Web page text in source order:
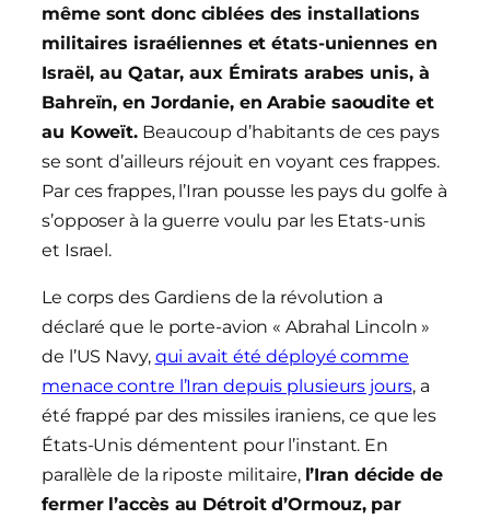
même sont donc ciblées des installations
militaires israéliennes et états-uniennes en
Israël, au Qatar, aux Émirats arabes unis, à
Bahreïn, en Jordanie, en Arabie saoudite et
au Koweït. Beaucoup d’habitants de ces pays
se sont d’ailleurs réjouit en voyant ces frappes.
Par ces frappes, l’Iran pousse les pays du golfe à
s’opposer à la guerre voulu par les Etats-unis
et Israel.
Le corps des Gardiens de la révolution a
déclaré que le porte-avion « Abrahal Lincoln »
de l’US Navy, qui avait été déployé comme
menace contre l’Iran depuis plusieurs jours, a
été frappé par des missiles iraniens, ce que les
États-Unis démentent pour l’instant. En
parallèle de la riposte militaire, l’Iran décide de
fermer l’accès au Détroit d’Ormouz, par